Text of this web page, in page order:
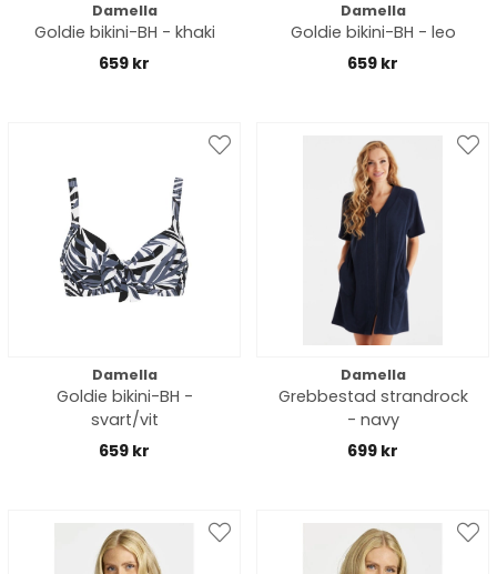
Damella
Goldie bikini-BH - khaki
659 kr
Damella
Goldie bikini-BH - leo
659 kr
Damella
Goldie bikini-BH -
svart/vit
659 kr
Damella
Grebbestad strandrock
- navy
699 kr